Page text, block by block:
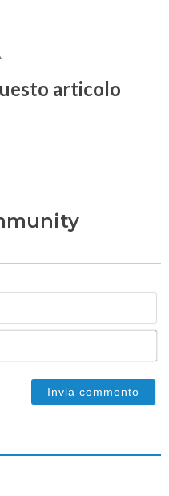
articolo